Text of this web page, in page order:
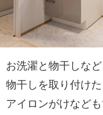
お洗濯と物干しな
物干しを取り付け
アイロンがけなど